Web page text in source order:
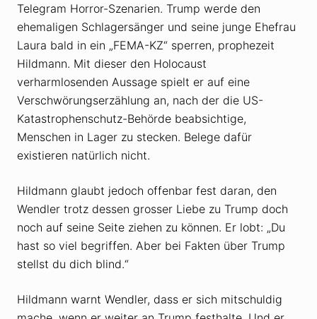
Telegram Horror-Szenarien. Trump werde den
ehemaligen Schlagersänger und seine junge Ehefrau
Laura bald in ein „FEMA-KZ“ sperren, prophezeit
Hildmann. Mit dieser den Holocaust
verharmlosenden Aussage spielt er auf eine
Verschwörungserzählung an, nach der die US-
Katastrophenschutz-Behörde beabsichtige,
Menschen in Lager zu stecken. Belege dafür
existieren natürlich nicht.
Hildmann glaubt jedoch offenbar fest daran, den
Wendler trotz dessen grosser Liebe zu Trump doch
noch auf seine Seite ziehen zu können. Er lobt: „Du
hast so viel begriffen. Aber bei Fakten über Trump
stellst du dich blind.“
Hildmann warnt Wendler, dass er sich mitschuldig